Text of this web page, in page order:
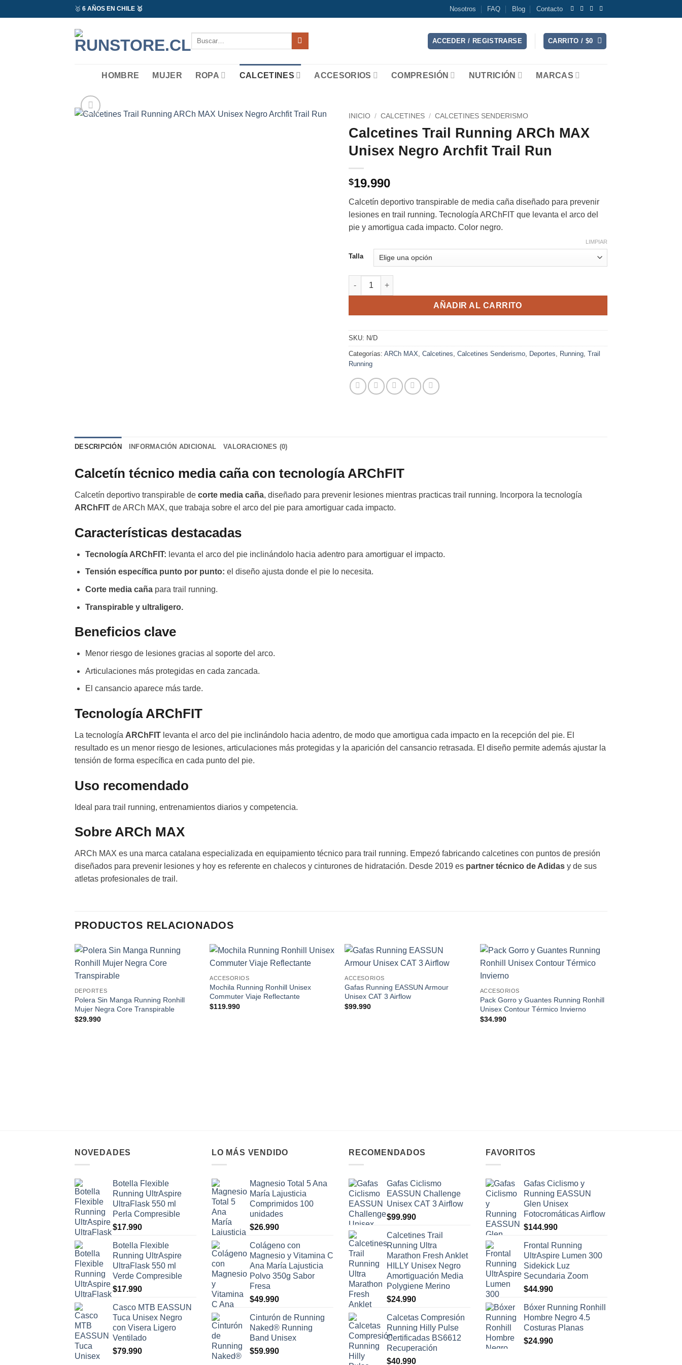
al
🥇 6 AÑOS EN CHILE 🥇 Nosotros FAQ Blog Contacto
Buscar
ACCEDER / REGISTRARSE CARRITO / $0
HOMBRE MUJER ROPA CALCETINES ACCESORIOS COMPRESIÓN NUTRICIÓN MARCAS
INICIO / CALCETINES / CALCETINES SENDERISMO
Calcetines Trail Running ARCh MAX
Unisex Negro Archfit Trail Run
$19.990
Calcetín deportivo transpirable de media caña diseñado para prevenir
lesiones en trail running. Tecnología ARChFIT que levanta el arco del
pie y amortigua cada impacto. Color negro.
Talla
LIMPIAR
Calcetines Trail Running ARCh MAX Unisex Negro Archfit Trail Run cantidad
AÑADIR AL CARRITO
SKU: N/D
Categorías: ARCh MAX Calcetines Calcetines Senderismo Deportes Running Trail
Running
DESCRIPCIÓN INFORMACIÓN ADICIONAL VALORACIONES (0)
Calcetín técnico media caña con tecnología ARChFIT
Calcetín deportivo transpirable de corte media caña, diseñado para prevenir lesiones mientras practicas trail running. Incorpora la tecnología
ARChFIT de ARCh MAX, que trabaja sobre el arco del pie para amortiguar cada impacto.
Características destacadas
Tecnología ARChFIT: levanta el arco del pie inclinándolo hacia adentro para amortiguar el impacto.
Tensión específica punto por punto: el diseño ajusta donde el pie lo necesita.
Corte media cañapara trail running.
Transpirable y ultraligero.
Beneficios clave
Menor riesgo de lesiones gracias al soporte del arco.
Articulaciones más protegidas en cada zancada.
El cansancio aparece más tarde.
Tecnología ARChFIT
La tecnología ARChFIT levanta el arco del pie inclinándolo hacia adentro, de modo que amortigua cada impacto en la recepción del pie. El
resultado es un menor riesgo de lesiones, articulaciones más protegidas y la aparición del cansancio retrasada. El diseño permite además ajustar la
tensión de forma específica en cada punto del pie.
Uso recomendado
Ideal para trail running, entrenamientos diarios y competencia.
Sobre ARCh MAX
ARCh MAX es una marca catalana especializada en equipamiento técnico para trail running. Empezó fabricando calcetines con puntos de presión
diseñados para prevenir lesiones y hoy es referente en chalecos y cinturones de hidratación. Desde 2019 es partner técnico de Adidas y de sus
atletas profesionales de trail.
PRODUCTOS RELACIONADOS
DEPORTES
Polera Sin Manga Running Ronhill
Mujer Negra Core Transpirable
$29.990
ACCESORIOS
Mochila Running Ronhill Unisex
Commuter Viaje Reflectante
$119.990
ACCESORIOS
Gafas Running EASSUN Armour
Unisex CAT 3 Airflow
$99.990
ACCESORIOS
Pack Gorro y Guantes Running Ronhill
Unisex Contour Térmico Invierno
$34.990
NOVEDADES
Botella Flexible
Running UltrAspire
UltraFlask 550 ml
Perla Compresible
$17.990
Botella Flexible
Running UltrAspire
UltraFlask 550 ml
Verde Compresible
$17.990
Casco MTB EASSUN
Tuca Unisex Negro
con Visera Ligero
Ventilado
$79.990
LO MÁS VENDIDO
Magnesio Total 5 Ana
María Lajusticia
Comprimidos 100
unidades
$26.990
Colágeno con
Magnesio y Vitamina C
Ana María Lajusticia
Polvo 350g Sabor
Fresa
$49.990
Cinturón de Running
Naked® Running
Band Unisex
$59.990
RECOMENDADOS
Gafas Ciclismo
EASSUN Challenge
Unisex CAT 3 Airflow
$99.990
Calcetines Trail
Running Ultra
Marathon Fresh Anklet
HILLY Unisex Negro
Amortiguación Media
Polygiene Merino
$24.990
Calcetas Compresión
Running Hilly Pulse
Certificadas BS6612
Recuperación
$40.990
FAVORITOS
Gafas Ciclismo y
Running EASSUN
Glen Unisex
Fotocromáticas Airflow
$144.990
Frontal Running
UltrAspire Lumen 300
Sidekick Luz
Secundaria Zoom
$44.990
Bóxer Running Ronhill
Hombre Negro 4.5
Costuras Planas
$24.990